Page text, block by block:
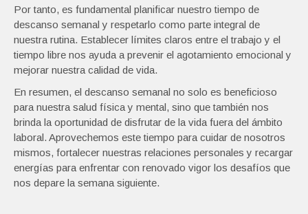
Por tanto, es fundamental planificar nuestro tiempo de
descanso semanal y respetarlo como parte integral de
nuestra rutina. Establecer límites claros entre el trabajo y el
tiempo libre nos ayuda a prevenir el agotamiento emocional y
mejorar nuestra calidad de vida.
En resumen, el descanso semanal no solo es beneficioso
para nuestra salud física y mental, sino que también nos
brinda la oportunidad de disfrutar de la vida fuera del ámbito
laboral. Aprovechemos este tiempo para cuidar de nosotros
mismos, fortalecer nuestras relaciones personales y recargar
energías para enfrentar con renovado vigor los desafíos que
nos depare la semana siguiente.